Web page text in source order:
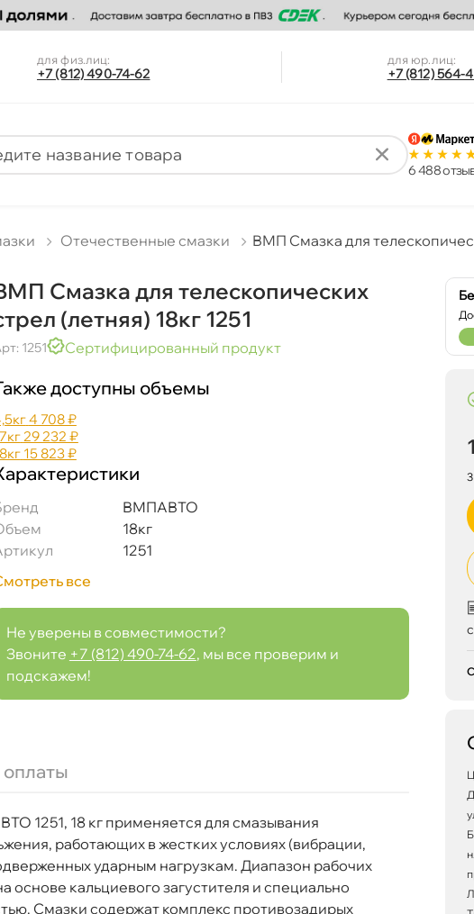
для физ.лиц:
+7 (812) 490-74-62
для юр.лиц:
+7 (812) 564-
6 488
Отечественные смазки МП Смазка для
Смазка для телескопических
(летняя) 18кг 1251
1251 Сертифицированный продукт
доступны объемы
4 708 ₽
29 232 ₽
15 823 ₽
МПАВТО
18к
1251
все
Не уверены в совместимости?
Звоните +7 (812) 490-74-62, мы все проверим и
подскажем!
1251, 18 кг применяется для смазывания
работающих в жестких условиях (вибрации,
ударным нагрузкам. Диапазон рабочих
основе кальциевого загустителя и специально
Смазки содержат комплекс противозадирых
18кг 1251